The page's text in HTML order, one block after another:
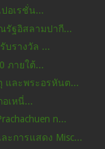
อเรชั่น...
รัฐอิสลามปากี...
บรางวัล ...
ภายใต้...
และพระอรหันต...
เหนี่...
n...
ะการแสดง Misc...